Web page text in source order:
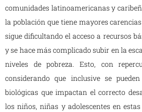
comunidades latinoamericanas y
la población que tiene mayores
sigue dificultando el acceso a recursos
y se hace más complicado subir en la
niveles de pobreza. Esto, con
considerando que inclusive se
biológicas que impactan el correcto
los niños, niñas y adolescentes en